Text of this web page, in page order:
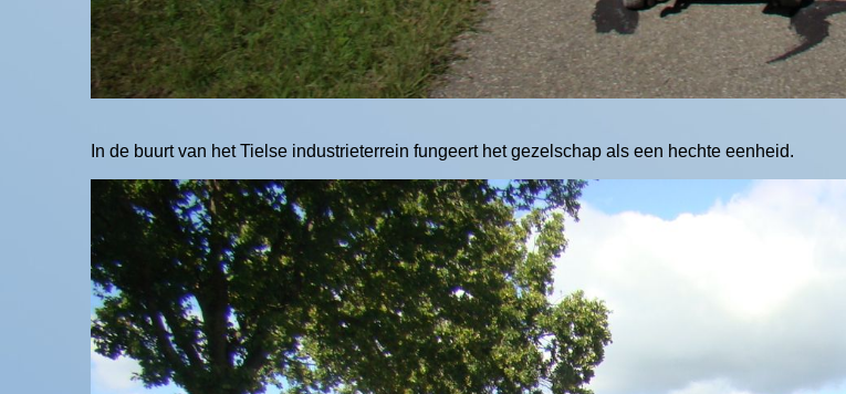
In de buurt van het Tielse industrieterrein fungeert het gezelschap als een hechte eenheid.